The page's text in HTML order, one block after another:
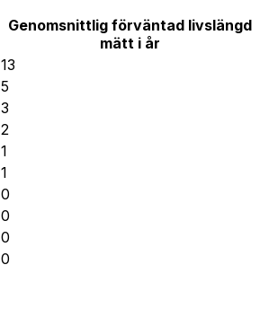
Genomsnittlig förväntad livslängd
mätt i år
13
5
3
2
1
1
0
0
0
0